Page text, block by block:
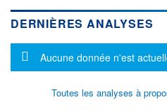
DERNIÈRES ANALYSES
Message d'information
Aucune donnée n'est
Toutes les analyses à